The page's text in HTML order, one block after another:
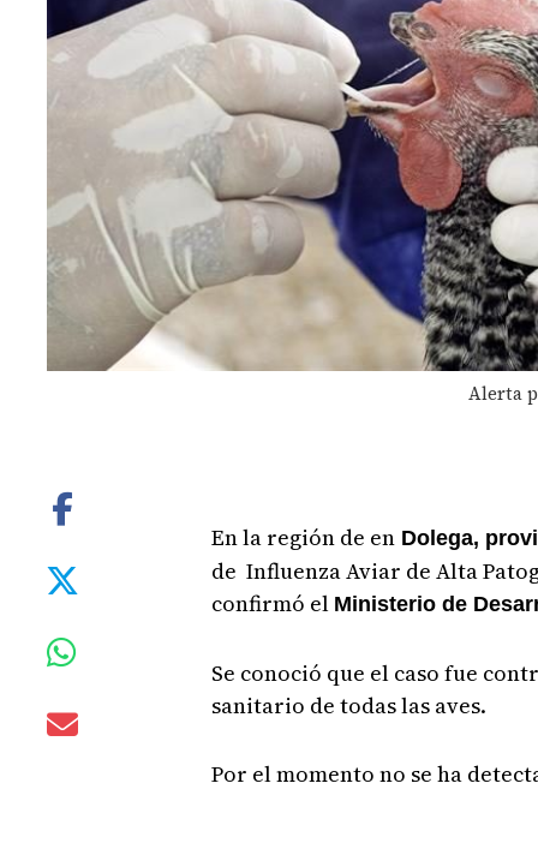
Alerta
En la región de enDolega,
de Influenza Aviar de Alta
confirmó el Ministerio de
Se conoció que el caso fue
sanitario de todas las aves.
Por el momento no se ha